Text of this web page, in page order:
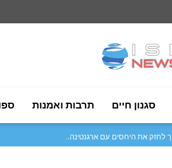
תרבות ואמנות סגנון חיים
לחזק את היחסים עם ארגנטינה..